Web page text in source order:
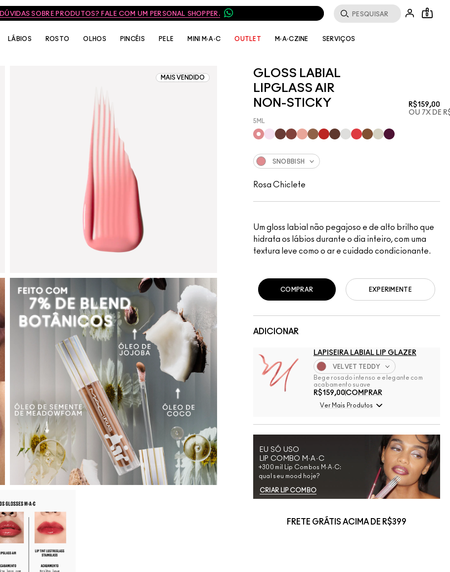
DÚVIDAS SOBRE PRODUTOS? FALE COM UM PERSONAL SHOPPER. 0
LÁBIOS ROSTO OLHOS PINCÉIS PELE MINI M·A·C OUTLET M·A·CZINE SERVIÇOS
MAIS VENDIDO
GLOSS LABIAL
LIPGLASS AIR
NON-STICKY
R$159,00
OU 7X DE
5ML
Um gloss labial não pegajoso e de alto brilho que
hidrata os lábios durante o dia inteiro, com uma
textura leve como o ar e cuidado condicionante.
SNOBBISH
Rosa Chiclete
ADICIONAR
LAPISEIRA LABIAL LIP GLAZER
VELVET TEDDY
Bege rosado intenso e elegante com
acabamento suave
R$159,00 COMPRAR
Ver Mais Produtos
EU SÓ USO
LIP COMBO M·A·C
+300 mil Lip Combos M·A·C:
qual seu mood hoje?
CRIAR LIP COMBO
EXPERIMENTE
COMPRAR
FRETE GRÁTIS ACIMA DE R$399